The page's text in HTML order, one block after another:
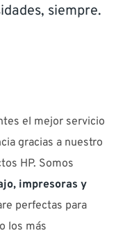
es@nti-group.com
Deutschland
siempre.
el mejor servicio
gracias a nuestro
HP. Somos
impresoras y
perfectas para
los más